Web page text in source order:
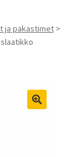
ja pakastimet>